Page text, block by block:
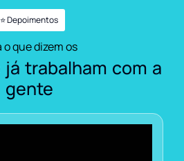
⭐ Depoimentos
o que dizem os
já trabalham com a
gente